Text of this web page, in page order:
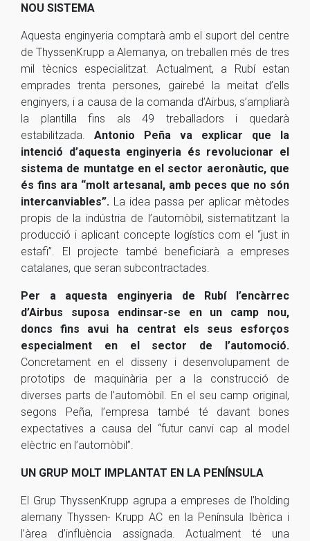
NOU SISTEMA
Aquesta enginyeria comptarà amb el suport del centre
de ThyssenKrupp a Alemanya, on treballen més de tres
mil tècnics especialitzat. Actualment, a Rubí estan
emprades trenta persones, gairebé la meitat d’ells
enginyers, i a causa de la comanda d’Airbus, s’ampliarà
la plantilla fins als 49 treballadors i quedarà
estabilitzada. Antonio Peña va explicar que la
intenció d’aquesta enginyeria és revolucionar el
sistema de muntatge en el sector aeronàutic, que
és fins ara “molt artesanal, amb peces que no són
intercanviables”. La idea passa per aplicar mètodes
propis de la indústria de l’automòbil, sistematitzant la
producció i aplicant concepte logístics com el “just in
estafi”. El projecte també beneficiarà a empreses
catalanes, que seran subcontractades.
Per a aquesta enginyeria de Rubí l’encàrrec
d’Airbus suposa endinsar-se en un camp nou,
doncs fins avui ha centrat els seus esforços
especialment en el sector de l’automoció.
Concretament en el disseny i desenvolupament de
prototips de maquinària per a la construcció de
diverses parts de l’automòbil. En el seu camp original,
segons Peña, l’empresa també té davant bones
expectatives a causa del “futur canvi cap al model
elèctric en l’automòbil”.
UN GRUP MOLT IMPLANTAT EN LA PENÍNSULA
El Grup ThyssenKrupp agrupa a empreses de l’holding
alemany Thyssen- Krupp AC en la Península Ibèrica i
l’àrea d’influència assignada. Actualment té una